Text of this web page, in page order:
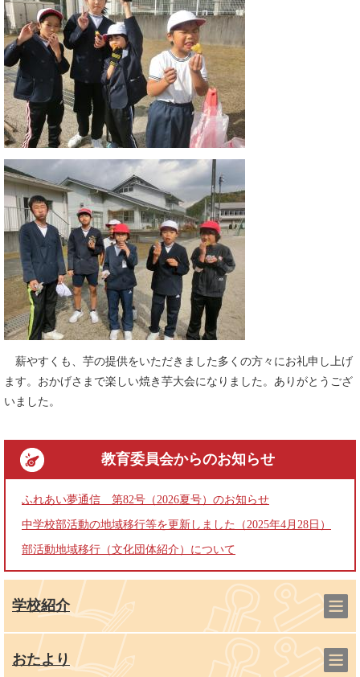
薪やすくも、芋の提供をいただきました多くの方々にお礼申し上げ
ます。おかげさまで楽しい焼き芋大会になりました。ありがとうござ
いました。
教育委員会からのお知らせ
ふれあい夢通信 第82号（2026夏号）のお知らせ
中学校部活動の地域移行等を更新しました（2025年4月28日）
部活動地域移行（文化団体紹介）について
学校紹介
おたより